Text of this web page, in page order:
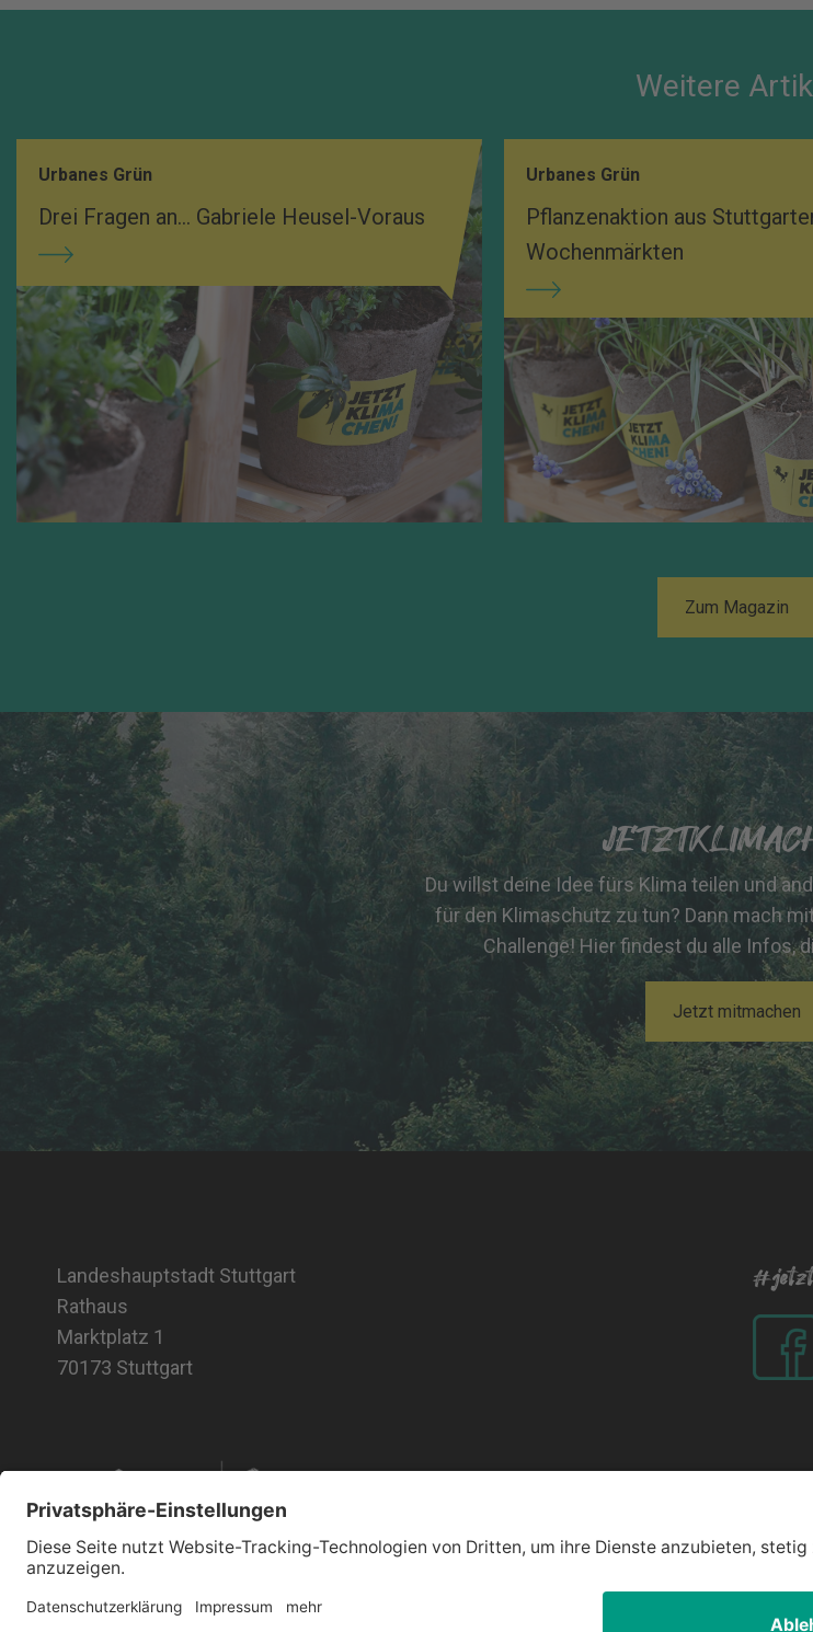
Weitere
Urbanes Grün
Drei Fragen an... Gabriele Heusel-Voraus
Urbanes Grün
Pflanzenaktion aus
Wochenmärkten
Zum Magazin
Du willst deine Idee fürs Klima teilen und
für den Klimaschutz zu tun? Dann mach
Challenge! Hier findest du alle Infos,
Jetzt mitmachen
Landeshauptstadt Stuttgart
Rathaus
Marktplatz 1
70173 Stuttgart
© 2026